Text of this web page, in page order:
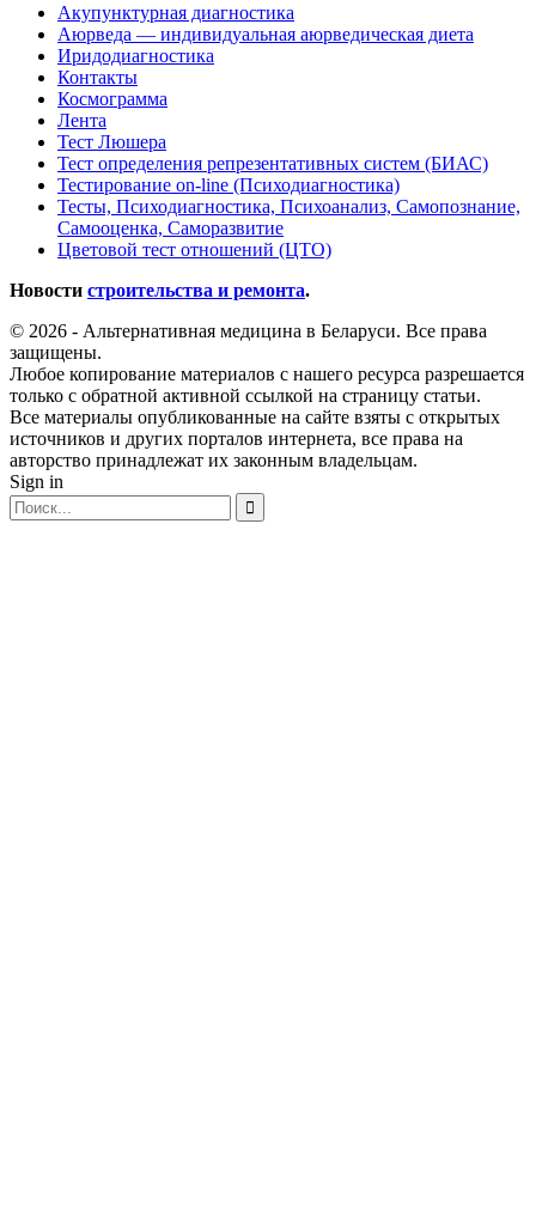
Акупунктурная диагностика
Аюрведа — индивидуальная аюрведическая диета
Иридодиагностика
Контакты
Космограмма
Лента
Тест Люшера
Тест определения репрезентативных систем (БИАС)
Тестирование on-line (Психодиагностика)
Тесты, Психодиагностика, Психоанализ, Самопознание,
Самооценка, Саморазвитие
Цветовой тест отношений (ЦТО)
Новости строительства и ремонта.
© 2026 - Альтернативная медицина в Беларуси. Все права
защищены.
Любое копирование материалов с нашего ресурса разрешается
только с обратной активной ссылкой на страницу статьи.
Все материалы опубликованные на сайте взяты с открытых
источников и других порталов интернета, все права на
авторство принадлежат их законным владельцам.
Sign in